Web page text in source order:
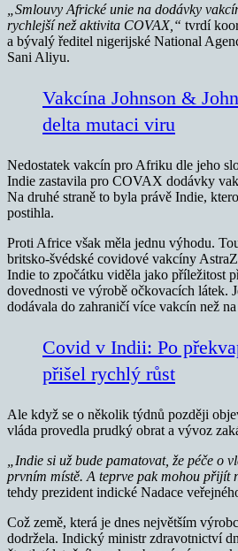
„Smlouvy Africké unie na dodávky
rychlejší než aktivita COVAX,“ tvrdí
a bývalý ředitel nigerijské National
Sani Aliyu.
Vakcína Johnson &
delta mutaci viru
Nedostatek vakcín pro Afriku dle jeho
Indie zastavila pro COVAX dodávky
Na druhé straně to byla právě Indie,
postihla.
Proti Africe však měla jednu výhodu.
britsko-švédské covidové vakcíny
Indie to zpočátku viděla jako příležitost
dovednosti ve výrobě očkovacích látek.
dodávala do zahraničí více vakcín než
Covid v Indii: Po
přišel rychlý růst
Ale když se o několik týdnů později
vláda provedla prudký obrat a vývoz
„Indie si už bude pamatovat, že péče o
prvním místě. A teprve pak mohou přijít
tehdy prezident indické Nadace
Což země, která je dnes největším
dodržela. Indický ministr zdravotnictví